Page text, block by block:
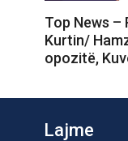
Top News –
Kurtin/
opozitë,
Lajme